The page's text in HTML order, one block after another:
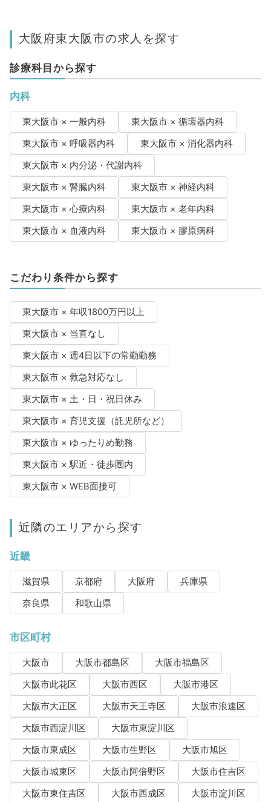
大阪府東大阪市の求人を探す
診療科目から探す
内科
東大阪市 × 一般内科
東大阪市 × 循環器内科
東大阪市 × 呼吸器内科
東大阪市 × 消化器内科
東大阪市 × 内分泌・代謝内科
東大阪市 × 腎臓内科
東大阪市 × 神経内科
東大阪市 × 心療内科
東大阪市 × 老年内科
東大阪市 × 血液内科
東大阪市 × 膠原病科
こだわり条件から探す
東大阪市 × 年収1800万円以上
東大阪市 × 当直なし
東大阪市 × 週4日以下の常勤勤務
東大阪市 × 救急対応なし
東大阪市 × 土・日・祝日休み
東大阪市 × 育児支援（託児所など）
東大阪市 × ゆったりめ勤務
東大阪市 × 駅近・徒歩圏内
東大阪市 × WEB面接可
近隣のエリアから探す
近畿
滋賀県 京都府 大阪府
兵庫県
奈良県
和歌山県
市区町村
大阪市 大阪市都島区
大阪市福島区
大阪市此花区
大阪市西区
大阪市港区
大阪市大正区
大阪市天王寺区
大阪市浪速区
大阪市西淀川区
大阪市東淀川区
大阪市東成区
大阪市生野区
大阪市旭区
大阪市城東区
大阪市阿倍野区
大阪市住吉区
大阪市東住吉区
大阪市西成区
大阪市淀川区